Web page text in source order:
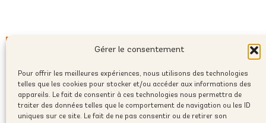
Gérer le consentement
Pour offrir les meilleures expériences, nous utilisons des technologies
telles que les cookies pour stocker et/ou accéder aux informations des
appareils. Le fait de consentir à ces technologies nous permettra de
traiter des données telles que le comportement de navigation ou les ID
uniques sur ce site. Le fait de ne pas consentir ou de retirer son